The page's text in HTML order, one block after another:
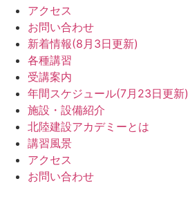
アクセス
お問い合わせ
新着情報(8月3日更新)
各種講習
受講案内
年間スケジュール(7月23日更新)
施設・設備紹介
北陸建設アカデミーとは
講習風景
アクセス
お問い合わせ